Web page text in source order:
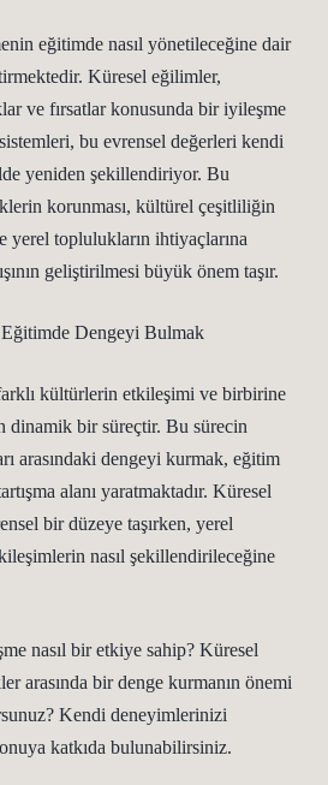
eğitimde nasıl yönetileceğine dair
Küresel eğilimler,
ve fırsatlar konusunda bir iyileşme
bu evrensel değerleri kendi
yeniden şekillendiriyor. Bu
korunması, kültürel çeşitliliğin
yerel toplulukların ihtiyaçlarına
geliştirilmesi büyük önem taşır.
Dengeyi Bulmak
kültürlerin etkileşimi ve birbirine
dinamik bir süreçtir. Bu sürecin
arasındaki dengeyi kurmak, eğitim
alanı yaratmaktadır. Küresel
bir düzeye taşırken, yerel
nasıl şekillendirileceğine
nasıl bir etkiye sahip? Küresel
arasında bir denge kurmanın önemi
Kendi deneyimlerinizi
katkıda bulunabilirsiniz.